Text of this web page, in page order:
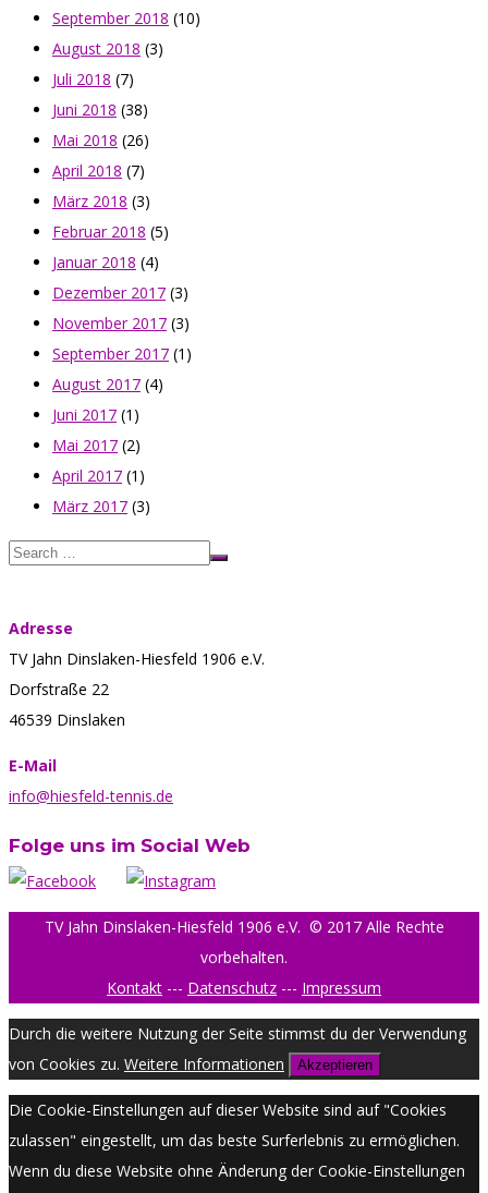
September 2018 (10)
August 2018 (3)
Juli 2018 (7)
Juni 2018 (38)
Mai 2018 (26)
April 2018 (7)
März 2018 (3)
Februar 2018 (5)
Januar 2018 (4)
Dezember 2017 (3)
November 2017 (3)
September 2017 (1)
August 2017 (4)
Juni 2017 (1)
Mai 2017 (2)
April 2017 (1)
März 2017 (3)
Adresse
TV Jahn Dinslaken-Hiesfeld 1906 e.V.
Dorfstraße 22
46539 Dinslaken
E-Mail
info@hiesfeld-tennis.de
Folge uns im Social Web
TV Jahn Dinslaken-Hiesfeld 1906 e.V. © 2017 Alle Rechte
vorbehalten.
Kontakt --- Datenschutz --- Impressum
Durch die weitere Nutzung der Seite stimmst du der Verwendung
von Cookies zu. Weitere Informationen Akzeptieren
Die Cookie-Einstellungen auf dieser Website sind auf "Cookies
zulassen" eingestellt, um das beste Surferlebnis zu ermöglichen.
Wenn du diese Website ohne Änderung der Cookie-Einstellungen